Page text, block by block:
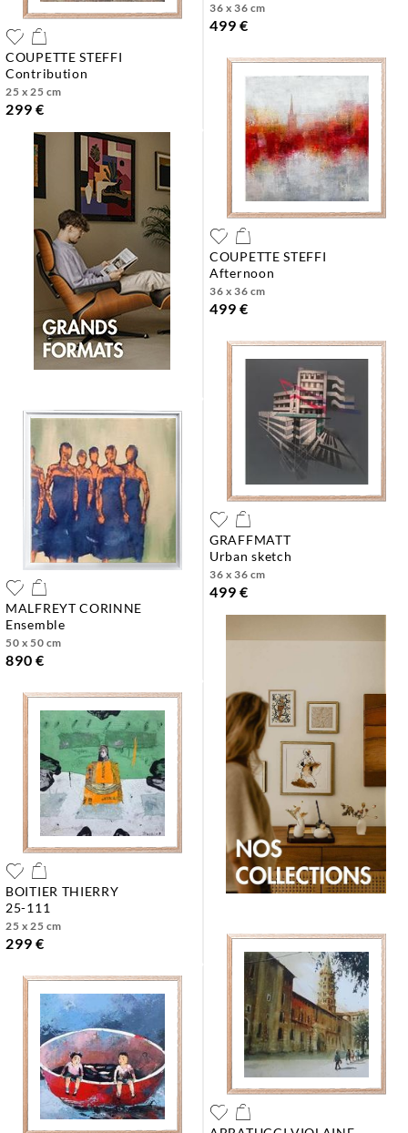
COUPETTE STEFFI
contribution
25 x 25 cm
299 €
36 x 36 cm
499 €
COUPETTE STEFFI
afternoon
36 x 36 cm
499 €
MALFREYT CORINNE
ensemble
50 x 50 cm
890 €
GRAFFMATT
urban sketch
36 x 36 cm
499 €
BOITIER THIERRY
25-111
25 x 25 cm
299 €